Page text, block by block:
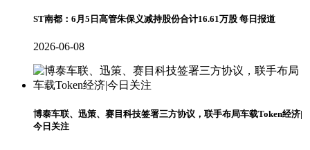
ST南都：6月5日高管朱保义减持股份合计16.61万股 每日报道
2026-06-08
博泰车联、迅策、赛目科技签署三方协议，联手布局车载Token经济|
今日关注